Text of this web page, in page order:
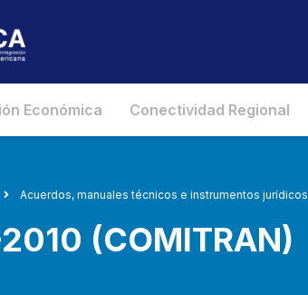
Económica Conectividad Regional
Acuerdos, manuales técnicos e instrumentos jurídicos
(COMITRAN)